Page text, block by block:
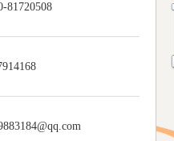
81720508